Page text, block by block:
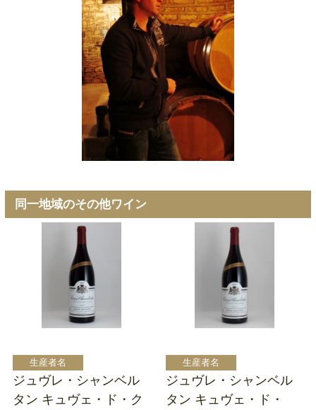
同一地域のその他ワイン
ジュヴレ・シャンベル
タン キュヴェ・ド・ク
ジュヴレ・シャンベル
タン キュヴェ・ド・